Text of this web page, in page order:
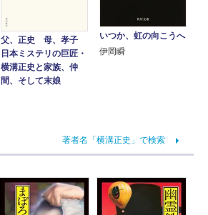
父、正史 母、孝子
日本ミステリの巨匠・
横溝正史と家族、仲
間、そして末娘
いつか、虹の向こうへ
伊岡瞬
著者名「横溝正史」で検索